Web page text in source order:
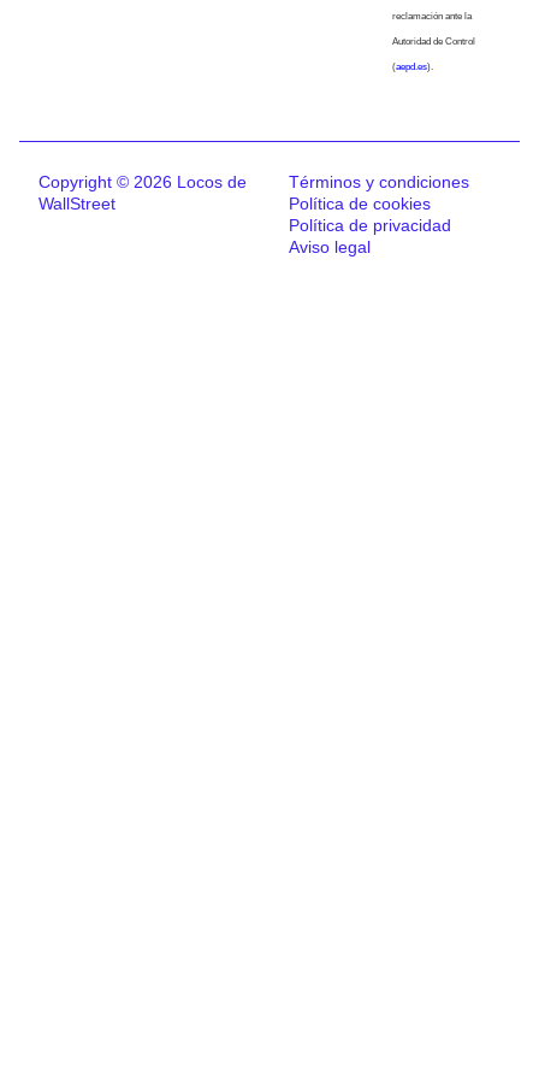
reclamación ante la
Autoridad de Control
(aepd.es).
Copyright © 2026 Locos de
WallStreet
Términos y condiciones
Política de cookies
Política de privacidad
Aviso legal